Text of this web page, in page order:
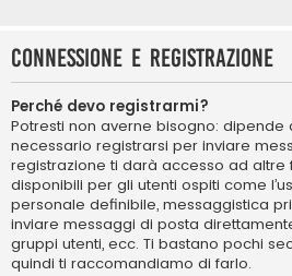
Connessione e registrazione
Perché devo registrarmi?
Potresti non averne bisogno:
necessario registrarsi per inviare
registrazione ti darà accesso ad altre
disponibili per gli utenti ospiti come
personale definibile, messaggistica
inviare messaggi di posta
gruppi utenti, ecc. Ti bastano pochi
quindi ti raccomandiamo di farlo.